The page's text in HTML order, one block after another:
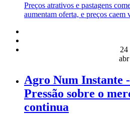
Preços atrativos e pastagens
aumentam oferta, e preços caem
24
abr
Agro Num Instante
Pressão sobre o
continua